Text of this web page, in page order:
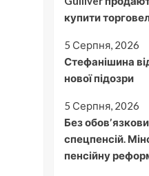
купити
5 Серпня, 2026
Стефанішина
нової підозри
5 Серпня, 2026
Без
спецпенсій.
пенсійну